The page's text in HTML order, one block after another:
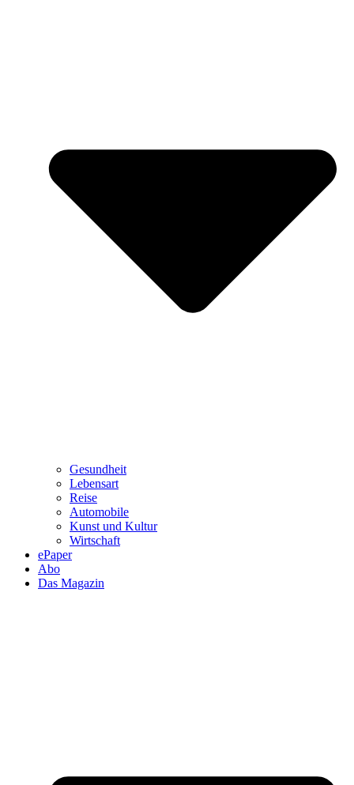
Gesundheit
Lebensart
Reise
Automobile
Kunst und Kultur
Wirtschaft
ePaper
Abo
Das Magazin